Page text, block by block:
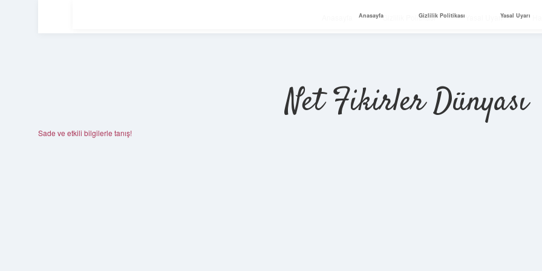
Gizlilik Politikası Yasal Uyarı
Net Fikirler Dünyası
Sade ve etkili bilgilerle tanış!
Anasayfa Gizlilik Politikası Yasal Uyarı